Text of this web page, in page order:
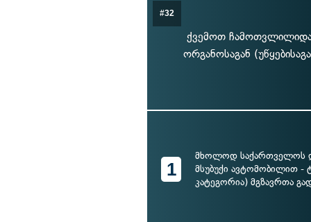
#32
ქვემოთ
ორგანოსაგან
1
მხოლოდ საქართველოს
მსუბუქი ავტომობილით -
კატეგორია) მგზავრთა